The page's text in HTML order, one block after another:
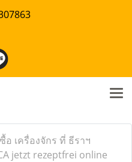
เครื่องจักร ที่ ธีราฯ
jetzt rezeptfrei online